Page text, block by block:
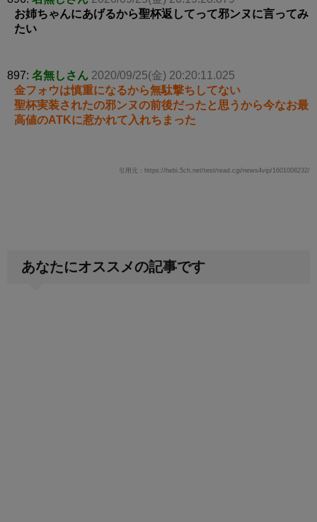
お姉ちゃんにあげるから聖杯返してって邪ンヌに言ってみ
たい
897: 名無しさん 2020/09/25(金) 20:20:11.025
金フォウは慎重になるから無駄撃ちしてない
聖杯実装されたの邪ンヌの前後だったと思うから今なお最
高値のATKに惹かれて入れちまった
引用元：https://hebi.5ch.net/test/read.cgi/news4vip/1601008232/
あなたにオススメの記事です